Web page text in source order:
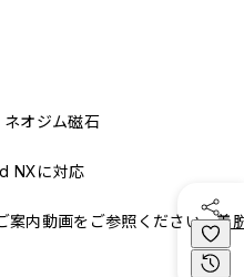
オジム磁石
NXに対応
案内動画をご参照ください。着